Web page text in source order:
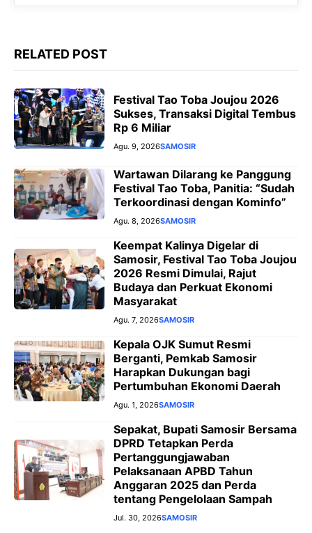
r
RELATED POST
Festival Tao Toba Joujou 2026
Sukses, Transaksi Digital Tembus
Rp 6 Miliar
Agu. 9, 2026SAMOSIR
Wartawan Dilarang ke Panggung
Festival Tao Toba, Panitia: “Sudah
Terkoordinasi dengan Kominfo”
Agu. 8, 2026SAMOSIR
Keempat Kalinya Digelar di
Samosir, Festival Tao Toba Joujou
2026 Resmi Dimulai, Rajut
Budaya dan Perkuat Ekonomi
Masyarakat
Agu. 7, 2026SAMOSIR
Kepala OJK Sumut Resmi
Berganti, Pemkab Samosir
Harapkan Dukungan bagi
Pertumbuhan Ekonomi Daerah
Agu. 1, 2026SAMOSIR
Sepakat, Bupati Samosir Bersama
DPRD Tetapkan Perda
Pertanggungjawaban
Pelaksanaan APBD Tahun
Anggaran 2025 dan Perda
tentang Pengelolaan Sampah
Jul. 30, 2026SAMOSIR